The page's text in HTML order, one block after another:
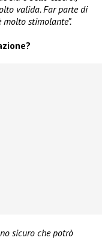
valida. Far parte di
stimolante”.
sicuro che potrò